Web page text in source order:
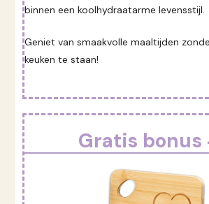
binnen een koolhydraatarme levensstijl.
Geniet van smaakvolle maaltijden
keuken te staan!
Gratis